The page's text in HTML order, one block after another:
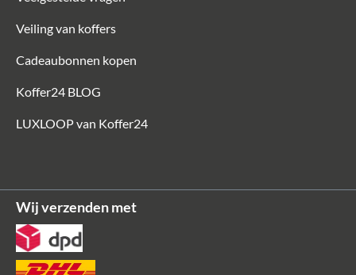
€ 149,00*
Veiling van koffers
Cadeaubonnen kopen
Koffer24 BLOG
LUXLOOP van Koffer24
Wij verzenden met